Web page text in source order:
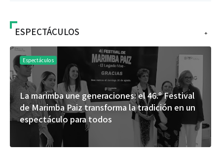
+
ESPECTÁCULOS
Espectáculos
La marimba une generaciones: el 46.º Festival
de Marimba Paiz transforma la tradición en un
espectáculo para todos